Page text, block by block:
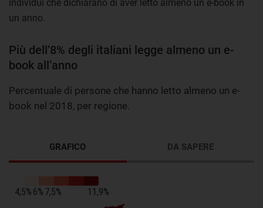
individui che dichiarano di aver letto almeno un e-book in
un anno.
Più dell’8% degli italiani legge almeno un e-
book all’anno
Percentuale di persone che hanno letto almeno un e-
book nel 2018, per regione.
GRAFICO DA SAPERE